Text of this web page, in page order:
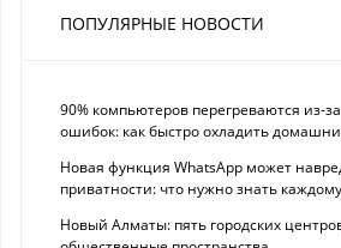
ПОПУЛЯРНЫЕ НОВОСТИ
90% компьютеров перегреваются из-
ошибок: как быстро охладить
Новая функция WhatsApp может
приватности: что нужно знать каждому
Новый Алматы: пять городских